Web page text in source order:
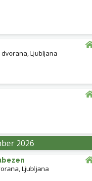
dvorana,Ljubljana
2026
,Ljubljana